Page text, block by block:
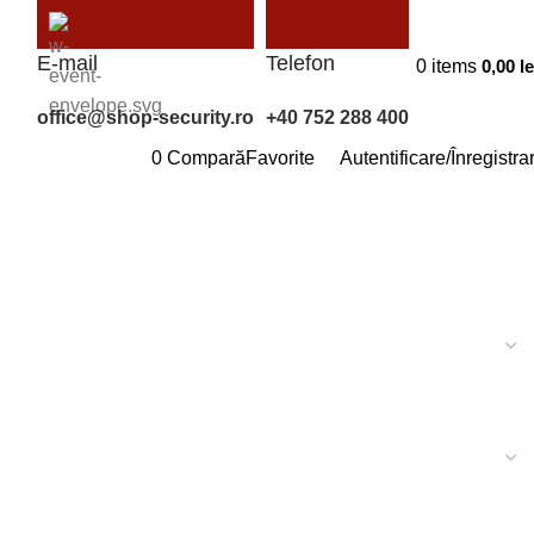
E-mail
office@shop-security.ro
Telefon
+40 752 288 400
0 items 0,00
0 ComparăFavorite Autentificare/